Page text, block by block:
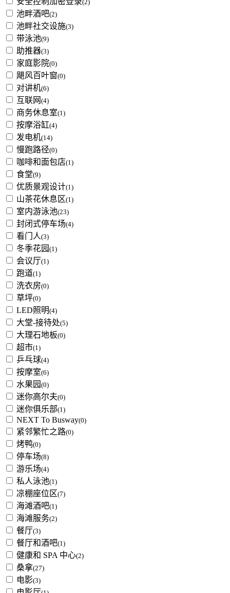
(2)
池畔酒吧(2)
池畔社交设施(3)
带泳池(9)
助推器(3)
家庭影院(0)
飓风百叶窗(0)
对讲机(6)
互联网 (4)
商务休息室(1)
按摩浴缸(4)
发电机(14)
慢跑路径(0)
咖啡和面包店(1)
食堂(9)
优质景观设计(1)
山茶花休息区(1)
室内游泳池(23)
封闭式停车场(4)
看门人(3)
冬季花园 (1)
会议厅(1)
跑道(1)
洗衣房(0)
草坪(0)
LED照明(4)
大堂-接待处(5)
大理石地板(0)
超市(1)
乒乓球(4)
按摩室(6)
水果园 (0)
迷你高尔夫(0)
迷你俱乐部(1)
NEXT To Busway(0)
紧邻繁忙之路(0)
烤鸭(0)
停车场(8)
游乐场(4)
私人泳池(1)
凉棚座位区(7)
海滩酒吧(1)
海滩服务(2)
餐厅(3)
餐厅和酒吧(1)
健康和 SPA 中心(2)
桑拿(27)
电影(3)